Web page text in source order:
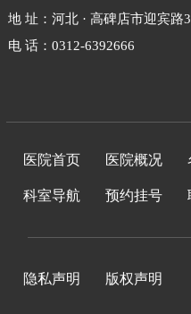
地 址：河北 · 高碑店市迎宾路
电 话：0312-6392666
医院首页 医院概况
科室导航 预约挂号
隐私声明 版权声明